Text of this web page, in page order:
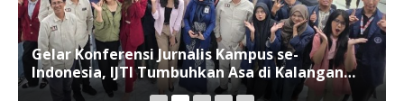
Gelar Konferensi Jurnalis Kampus se-
Indonesia, IJTI Tumbuhkan Asa di Kalangan
Jurnalis Muda di Era Disruspi Digital